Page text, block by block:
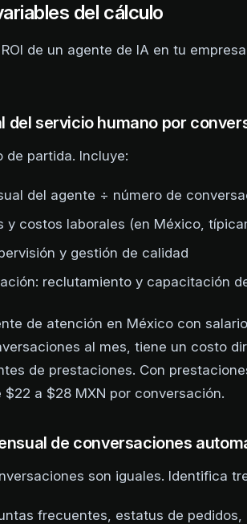
del cálculo
de un agente de IA en tu
del servicio humano por
de partida. Incluye:
del agente ÷ número de
y costos laborales (en México,
y gestión de calidad
reclutamiento y capacitación
de atención en México con
al mes, tiene un costo
de prestaciones. Con
$22 a $28 MXN por conversación.
de conversaciones
son iguales. Identifica
frecuentes, estatus de